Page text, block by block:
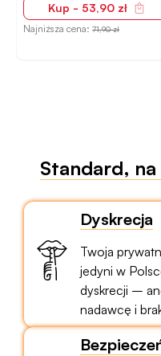
Kup - 53,90 zł
Najniższa cena:71,90 zł
Standard, na
Dyskrecja
Twoja
jedyni w
dyskrecji –
nadawcę i